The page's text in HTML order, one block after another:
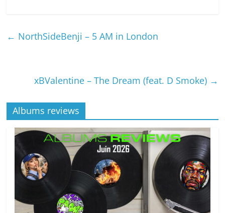
← NorthSideBenji – 5 AM in London
xBValentine – The Dream (feat. D Smoke) →
Albums reviews